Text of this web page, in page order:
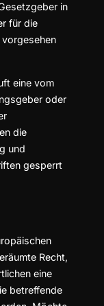
in
für die
eine vom
oder
die
und
gesperrt
Recht,
eine
betreffende